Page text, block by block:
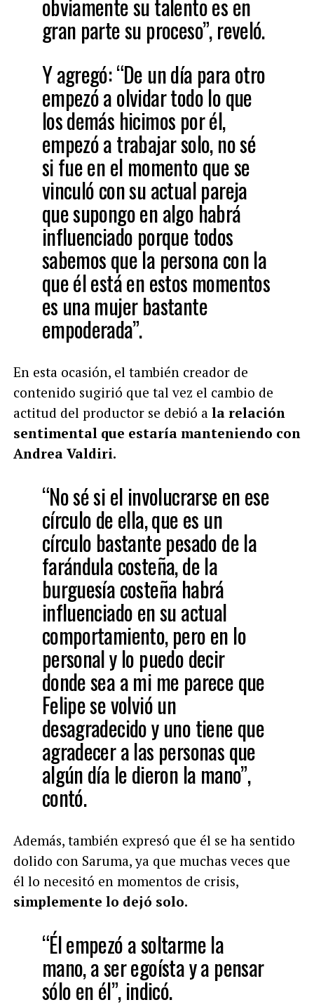
obviamente su talento es en
gran parte su proceso”, reveló.
Y agregó: “De un día para otro
empezó a olvidar todo lo que
los demás hicimos por él,
empezó a trabajar solo, no sé
si fue en el momento que se
vinculó con su actual pareja
que supongo en algo habrá
influenciado porque todos
sabemos que la persona con la
que él está en estos momentos
es una mujer bastante
empoderada”.
En esta ocasión, el también creador de
contenido sugirió que tal vez el cambio de
actitud del productor se debió a la relación
sentimental que estaría manteniendo con
Andrea Valdiri.
“No sé si el involucrarse en ese
círculo de ella, que es un
círculo bastante pesado de la
farándula costeña, de la
burguesía costeña habrá
influenciado en su actual
comportamiento, pero en lo
personal y lo puedo decir
donde sea a mi me parece que
Felipe se volvió un
desagradecido y uno tiene que
agradecer a las personas que
algún día le dieron la mano”,
contó.
Además, también expresó que él se ha sentido
dolido con Saruma, ya que muchas veces que
él lo necesitó en momentos de crisis,
simplemente lo dejó solo.
“Él empezó a soltarme la
mano, a ser egoísta y a pensar
sólo en él”, indicó.